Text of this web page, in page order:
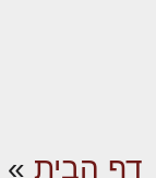
דף הבית »